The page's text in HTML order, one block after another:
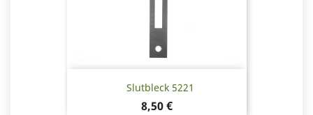
Slutbleck 5221
Pris
8,50 €